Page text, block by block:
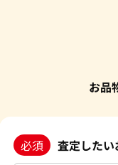
お品
必須 査定した